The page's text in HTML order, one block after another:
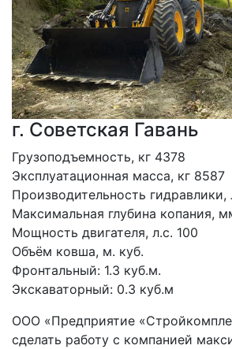
г. Советская Гавань
Грузоподъемность, кг 4378
Эксплуатационная масса, кг 8587
Производительность гидравлики,
Максимальная глубина копания,
Мощность двигателя, л.с. 100
Объём ковша, м. куб.
Фронтальный: 1.3 куб.м.
Экскаваторный: 0.3 куб.м
ООО «Предприятие
сделать работу с компанией